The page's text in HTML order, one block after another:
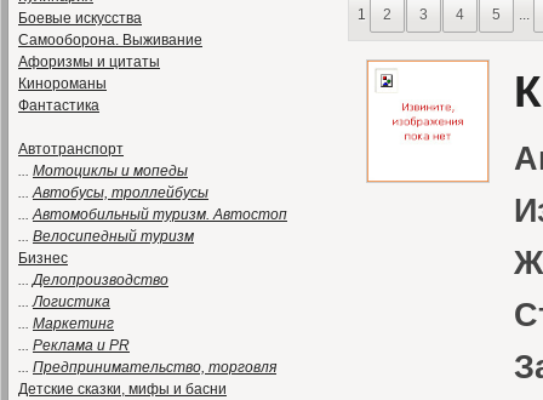
Боевые искусства
Самооборона. Выживание
Афоризмы и цитаты
Кинороманы
Фантастика
Автотранспорт
... Мотоциклы и мопеды
...Автобусы, троллейбусы
...Автомобильный туризм. Автостоп
... Велосипедный туризм
Бизнес
...Делопроизводство
...Логистика
... Маркетинг
... Реклама и PR
... Предпринимательство, торговля
Детские сказки, мифы и басни
1 2 3 4 5 ...